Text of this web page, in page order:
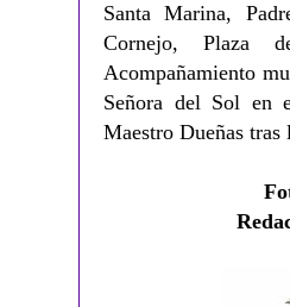
Santa Marina,
Cornejo, Plaza
Acompañamiento
Señora del Sol en
Maestro Dueñas